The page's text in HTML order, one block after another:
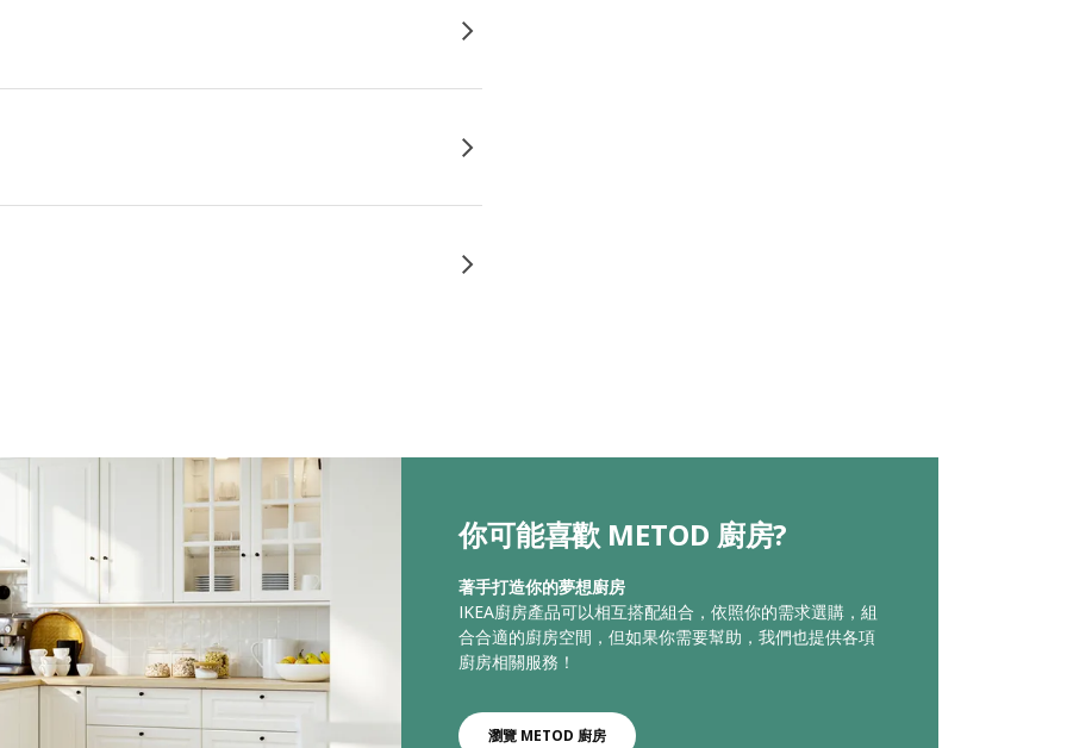
你可能喜歡 METOD 廚房?
著手打造你的夢想廚房
IKEA廚房產品可以相互搭配組合，依照你的需求選購，組
合合適的廚房空間，但如果你需要幫助，我們也提供各項
廚房相關服務！
瀏覽 METOD 廚房